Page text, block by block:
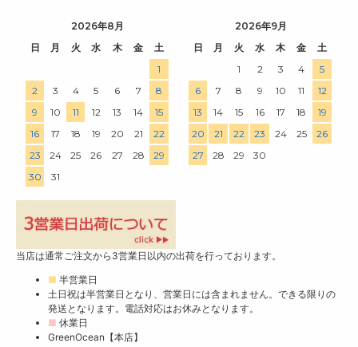
2026年8月
日
月 火 水 木 金
土
1
2
3 4 5 6 7
8
9
10 11 12 13 14
15
16
17 18 19 20 21
22
23
24 25 26 27 28
29
30
31
2026年9月
日
月 火 水 木 金
土
1
2 3 4
5
6
7 8 9 10 11
12
13
14 15 16 17 18
19
20
21 22 23 24 25
26
27
28 29 30
当店は通常ご注文から3営業日以内の出荷を行っております。
■ 半営業日
土日祝は半営業日となり、営業日には含まれません。できる限りの
発送となります。電話対応はお休みとなります。
■ 休業日
GreenOcean【本店】